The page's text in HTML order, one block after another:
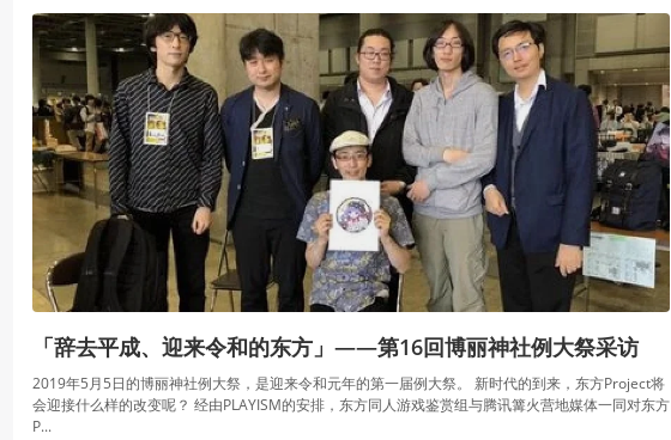
「辞去平成、迎来令和的东方」——第16回博丽神社例大祭采访
2019年5月5日的博丽神社例大祭，是迎来令和元年的第一届例大祭。 新时代的到来，东方Project将
会迎接什么样的改变呢？ 经由PLAYISM的安排，东方同人游戏鉴赏组与腾讯篝火营地媒体一同对东方
P...